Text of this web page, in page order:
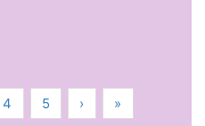
4 5 › »